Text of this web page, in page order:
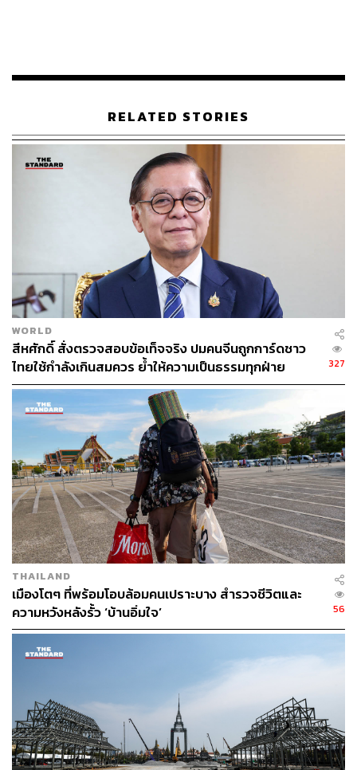
RELATED STORIES
WORLD
สีหศักดิ์ สั่งตรวจสอบข้อเท็จจริง ปมคนจีนถูกการ์ดชาว
ไทยใช้กำลังเกินสมควร ย้ำให้ความเป็นธรรมทุกฝ่าย
327
THAILAND
เมืองโตๆ ที่พร้อมโอบล้อมคนเปราะบาง สำรวจชีวิตและ
ความหวังหลังรั้ว ‘บ้านอิ่มใจ’
56